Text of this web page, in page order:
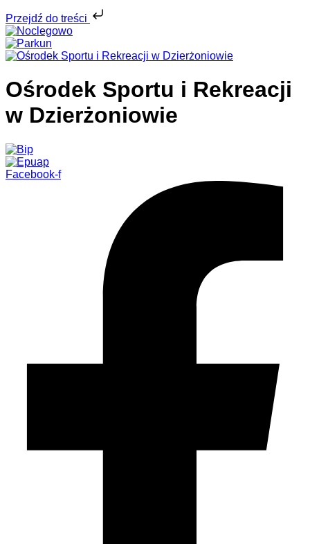
Przejdź do treści
Ośrodek Sportu i Rekreacji
w Dzierżoniowie
Facebook-f